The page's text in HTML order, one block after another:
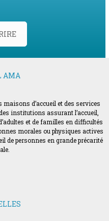
AMA
maisons d’accueil et des services
institutions assurant l’accueil,
et de familles en difficultés
morales ou physiques actives
de personnes en grande précarité